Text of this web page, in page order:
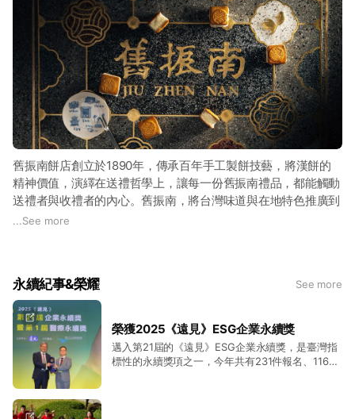
舊振南餅店創立於1890年，傳承百年手工製餅技藝，將漢餅的
精神價值，演繹在送禮哲學上，讓每一份舊振南禮品，都能觸動
送禮者與收禮者的內心。舊振南，將台灣味道與在地特色推廣到
世界各地。
近年來以細緻的烘焙體驗課程與有趣的節慶活動，將台灣文化記
憶，感染更多海內外朋友，引領一個更為重視禮數的生活品味。
...See more
永續紀事&榮耀 See more
榮獲2025《遠見》ESG企業永續獎
邁入第21屆的《遠見》ESG企業永續獎，是臺灣指
標性的永續獎項之一，今年共有231件報名、116件